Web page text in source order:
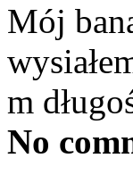
Mój
m
No